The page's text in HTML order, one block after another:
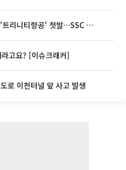
티웨이항공, 새 이름 '트리니티항공' 첫발…SSC 전략 본격화
고요? [이슈크래커]
로 이천터널 앞 사고 발생